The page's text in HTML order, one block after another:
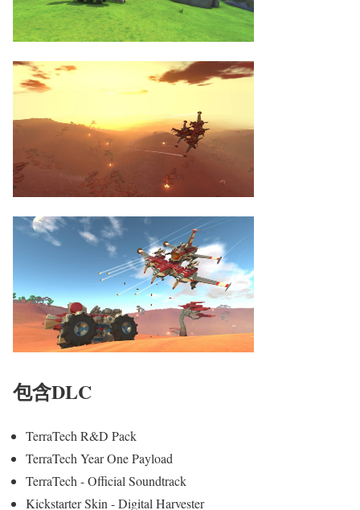
包含DLC
TerraTech R&D Pack
TerraTech Year One Payload
TerraTech - Official Soundtrack
Kickstarter Skin - Digital Harvester